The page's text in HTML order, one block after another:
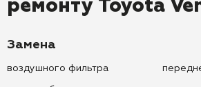
ремонту Toyota
Замена
воздушного фильтра